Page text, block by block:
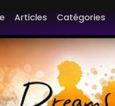
Articles Catégories